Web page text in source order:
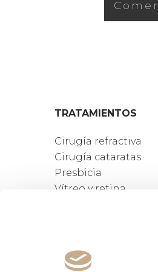
TRATAMIENTOS
Cirugía refractiva
Cirugía cataratas
Presbicia
Vítreo y retina